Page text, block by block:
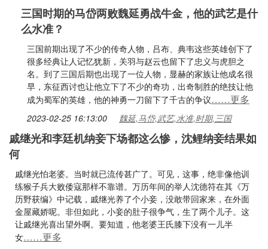
三国时期的马岱两败魏延勇战牛金，他的武艺是什
么水准？
三国前期出现了不少的传奇人物，吕布、典韦这些英雄创下了
很多经典让人记忆犹新，关羽与赵云也留下了忠义与虎胆之
名。到了三国后期也出现了一位人物，显赫的家族让他成名很
早，东征西讨也让他立下了不少的奇功，出奇制胜的绝技让他
成为蜀军的英雄，他的神勇一刀留下了千古的争议……更多
2023-02-25 16:13:00 魏延,马岱,武艺,水准,时期,三国
戚继光和李廷机纳妾下场都这么惨，沈鲤纳妾结果如
何
戚继光怕老婆。当时就已流传甚广了。可见，这事，绝非像他训
练猴子兵大败倭寇那样不靠谱。万历年间的举人沈德符在其《万
历野获编》中记载，戚继光养了个小妾，没敢带回家来，在外面
金屋藏娇呢。非但如此，小妾的肚子很争气，生了两个儿子。这
让戚继光喜出望外啊。要知道，他老婆王氏膝下没有一儿半
女……更多